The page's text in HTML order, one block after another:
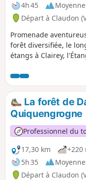
4h 45
Moyenne
Départ à Claudon
Promenade
forêt diversifiée, le
étangs à Clairey,
du Bois, et la ferme de
Briseverre.
La forêt de
Quiquengrogne
Professionnel du
17,30 km
+220
5h 35
Moyenne
Départ à Claudon